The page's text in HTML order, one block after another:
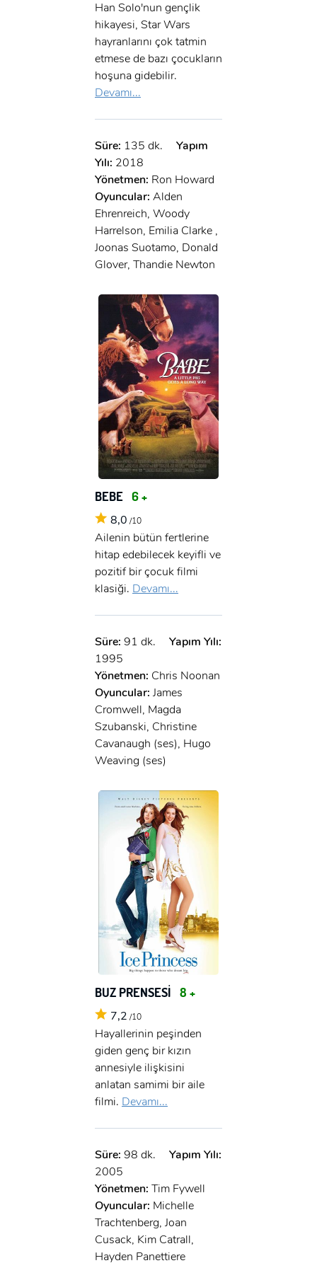
Han Solo'nun gençlik
hikayesi, Star Wars
hayranlarını çok tatmin
etmese de bazı çocukların
hoşuna gidebilir.
Devamı...
Süre: 135 dk.
Yapım
Yılı: 2018
Yönetmen: Ron Howard
Oyuncular: Alden
Ehrenreich, Woody
Harrelson, Emilia Clarke ,
Joonas Suotamo, Donald
Glover, Thandie Newton
BEBE 6 +
8,0 /10
Ailenin bütün fertlerine
hitap edebilecek keyifli ve
pozitif bir çocuk filmi
klasiği. Devamı...
Süre: 91 dk.
Yapım Yılı:
1995
Yönetmen: Chris Noonan
Oyuncular: James
Cromwell, Magda
Szubanski, Christine
Cavanaugh (ses), Hugo
Weaving (ses)
BUZ PRENSESİ 8 +
7,2 /10
Hayallerinin peşinden
giden genç bir kızın
annesiyle ilişkisini
anlatan samimi bir aile
filmi. Devamı...
Süre: 98 dk.
Yapım Yılı:
2005
Yönetmen: Tim Fywell
Oyuncular: Michelle
Trachtenberg, Joan
Cusack, Kim Catrall,
Hayden Panettiere